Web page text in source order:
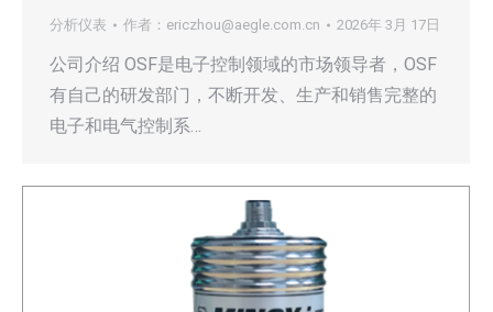
分析仪表 作者： ericzhou@aegle.com.cn 2026年 3月 17日
公司介绍 OSF是电子控制领域的市场领导者，OSF
有自己的研发部门，不断开发、生产和销售完整的
电子和电气控制系…